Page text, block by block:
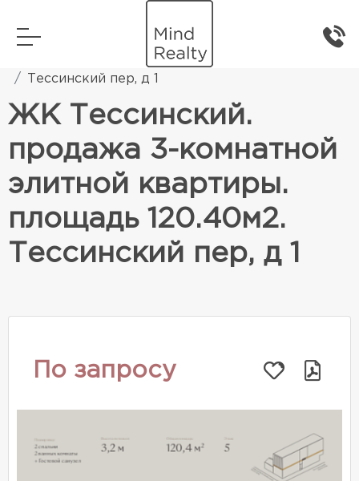
Элитная жилая недвижимость
Тессинский пер, д 1
ЖК Тессинский.
продажа 3-комнатной
элитной квартиры.
площадь 120.40м2.
Тессинский пер, д 1
По запросу